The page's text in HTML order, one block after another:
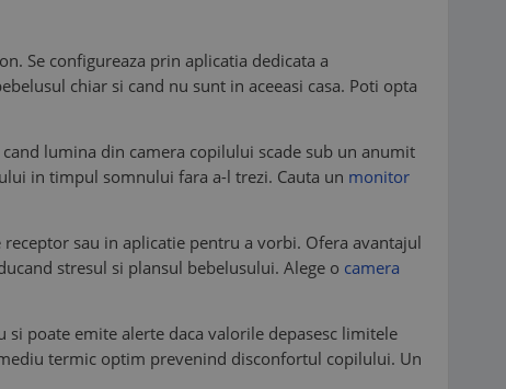
Se configureaza prin aplicatia dedicata a
chiar si cand nu sunt in aceeasi casa. Poti opta
lumina din camera copilului scade sub un anumit
in timpul somnului fara a-l trezi. Cauta un monitor
sau in aplicatie pentru a vorbi. Ofera avantajul
stresul si plansul bebelusului. Alege o camera
poate emite alerte daca valorile depasesc limitele
termic optim prevenind disconfortul copilului. Un